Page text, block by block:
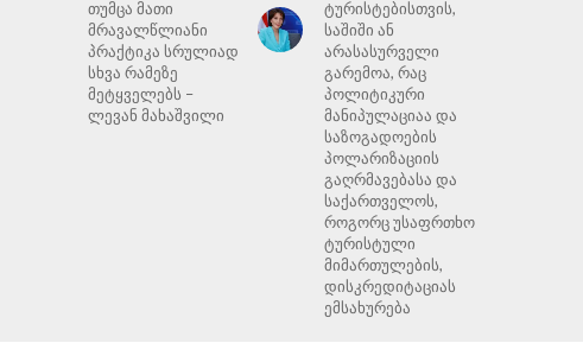
თუმცა მათი
მრავალწლიანი
პრაქტიკა სრულიად
სხვა რამეზე
მეტყველებს –
ლევან მახაშვილი
ტურისტებისთვის,
საშიში ან
არასასურველი
გარემოა, რაც
პოლიტიკური
მანიპულაციაა და
საზოგადოების
პოლარიზაციის
გაღრმავებასა და
საქართველოს,
როგორც უსაფრთხო
ტურისტული
მიმართულების,
დისკრედიტაციას
ემსახურება